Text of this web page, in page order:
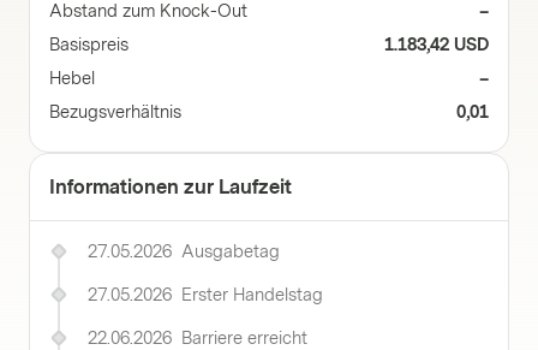
Abstand zum Knock-Out
–
Basispreis
1.183,42 USD
Hebel
–
Bezugsverhältnis
0,01
Informationen zur Laufzeit
27.05.2026 Ausgabetag
27.05.2026 Erster Handelstag
22.06.2026 Barriere erreicht